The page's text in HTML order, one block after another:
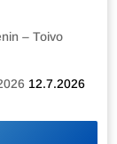
– Toivo
12.7.2026